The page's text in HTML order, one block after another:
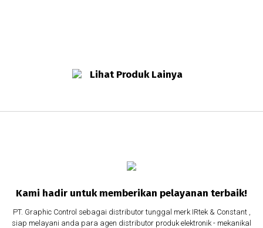
Lihat Produk Lainya
Kami hadir untuk memberikan pelayanan terbaik!
PT. Graphic Control sebagai distributor tunggal merk IRtek & Constant ,
siap melayani anda para agen distributor produk elektronik - mekanikal